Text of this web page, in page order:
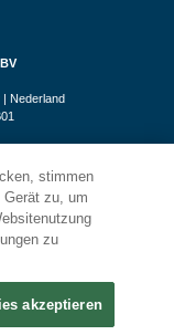
Nederland
stimmen
zu, um
zu
akzeptieren